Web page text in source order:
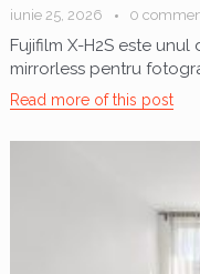
iunie 25, 2026 0
Fujifilm X-H2S este
mirrorless pentru
Read more of this post